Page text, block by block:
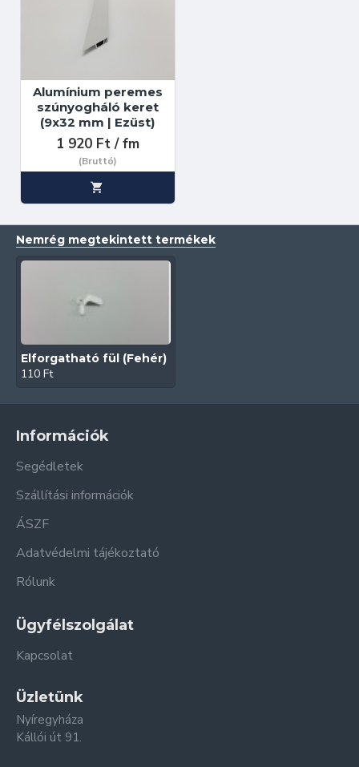
Alumínium peremes
szúnyogháló keret
(9x32 mm | Ezüst)
1 920 Ft / fm
(Bruttó)
Nemrég megtekintett termékek
Elforgatható fül (Fehér)
110 Ft
Információk
Segédletek
Szállítási információk
ÁSZF
Adatvédelmi tájékoztató
Rólunk
Ügyfélszolgálat
Kapcsolat
Üzletünk
Nyíregyháza
Kállói út 91.